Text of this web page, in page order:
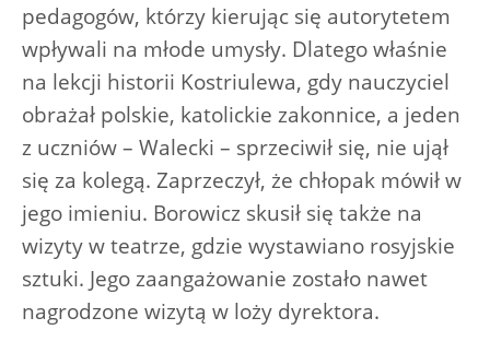
pedagogów, którzy kierując się autorytetem
wpływali na młode umysły. Dlatego właśnie
na lekcji historii Kostriulewa, gdy nauczyciel
obrażał polskie, katolickie zakonnice, a jeden
z uczniów – Walecki – sprzeciwił się, nie ujął
się za kolegą. Zaprzeczył, że chłopak mówił w
jego imieniu. Borowicz skusił się także na
wizyty w teatrze, gdzie wystawiano rosyjskie
sztuki. Jego zaangażowanie zostało nawet
nagrodzone wizytą w loży dyrektora.